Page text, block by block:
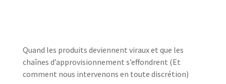
Quand les produits deviennent viraux et que les
chaînes d’approvisionnement s’effondrent (Et
comment nous intervenons en toute discrétion)